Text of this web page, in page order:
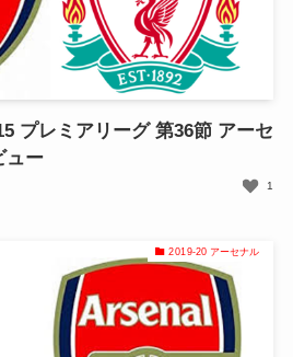
プレミアリーグ 第36節 アーセ
ュー
1
2019-20 アーセナル